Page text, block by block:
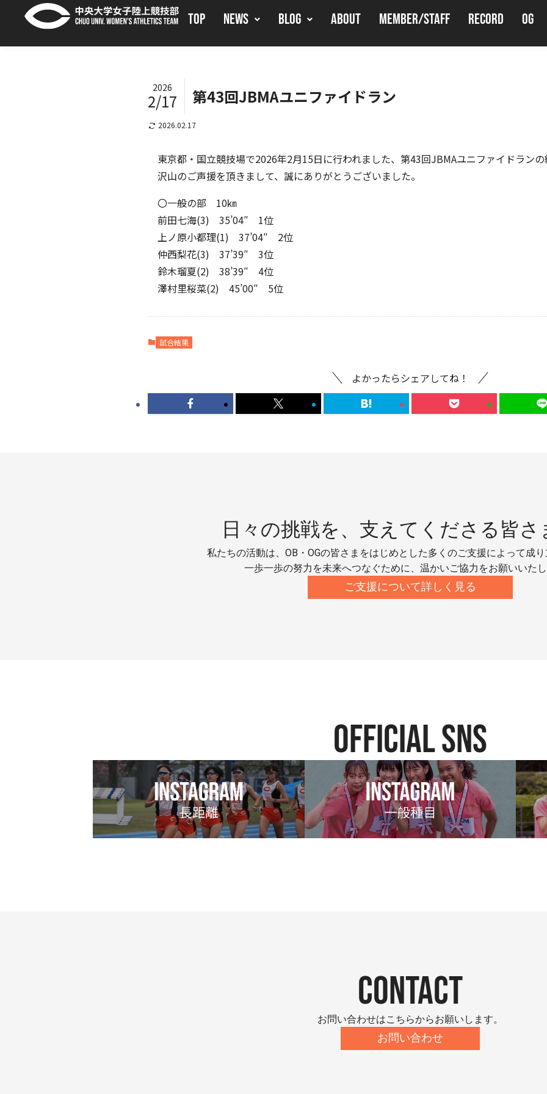
TOP NEWS BLOG ABOUT MEMBER/STAFF RECORD OG
第43回JBMAユニファイドラン
2026
2/17
2026.02.17
東京都・国立競技場で2026年2月15日に行われました、第43回JBMAユニファイドラン
沢山のご声援を頂きまして、誠にありがとうございました。
〇一般の部 10㎞
前田七海(3) 35’04″ 1位
上ノ原小都理(1) 37’04″ 2位
仲西梨花(3) 37’39″ 3位
鈴木瑠夏(2) 38’39″ 4位
澤村里桜菜(2) 45’00″ 5位
試合結果
よかったらシェアしてね！
日々の挑戦を、 支えてくださる皆さ
私たちの活動は、OB・OGの皆さまをはじめとした多くのご支援によって成
一歩一歩の努力を未来へつなぐために、温かいご協力をお願いいた
ご支援について詳しく見る
official SNS
contact
お問い合わせはこちらからお願いします。
お問い合わせ